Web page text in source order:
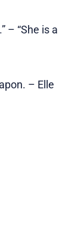
– “She is a
– Elle